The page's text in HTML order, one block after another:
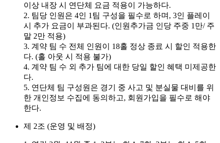
이상 내장 시 연단체 요금 적용이 가능하다.
2. 팀당 인원은 4인 1팀 구성을 필수로 하며, 3인 플레이
시 추가 요금이 부과된다. (인원추가금 인당 주중 1만/ 주
말 2만 적용)
3. 계약 팀 수 전체 인원이 18홀 정상 종료 시 할인 적용한
다. (홀 아웃 시 적용 불가)
4. 계약 팀 수 외 추가 팀에 대한 당일 할인 혜택 미제공한
다.
5. 연단체 팀 구성원은 경기 중 사고 및 분실물 대비를 위
한 개인정보 수집에 동의하고, 회원가입을 필수로 해야
한다.
제 2조 (운영 및 배정)